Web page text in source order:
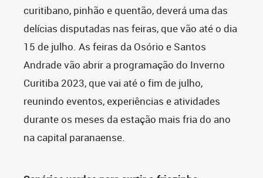
curitibano, pinhão e quentão, deverá uma das
delícias disputadas nas feiras, que vão até o dia
15 de julho. As feiras da Osório e Santos
Andrade vão abrir a programação do Inverno
Curitiba 2023, que vai até o fim de julho,
reunindo eventos, experiências e atividades
durante os meses da estação mais fria do ano
na capital paranaense.